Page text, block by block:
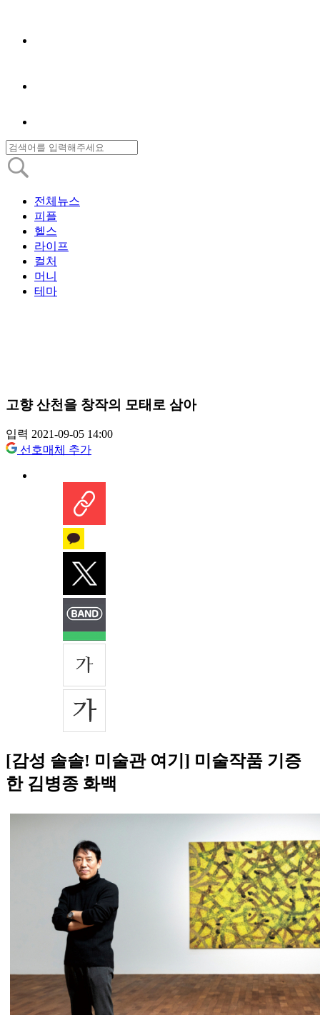
전체뉴스
피플
헬스
라이프
컬처
머니
테마
고향 산천을 창작의 모태로 삼아
입력 2021-09-05 14:00
선호매체 추가
[감성 솔솔! 미술관 여기] 미술작품 기증
한 김병종 화백